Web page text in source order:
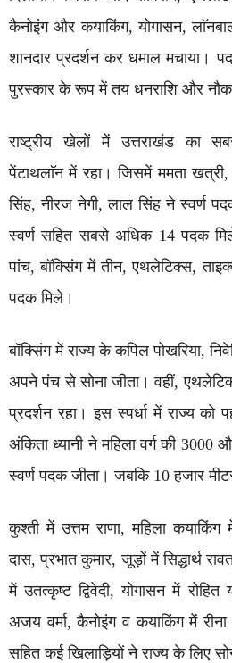
कैनोइंग और कयाकिंग, योगासन,
शानदार प्रदर्शन कर धमाल मचाया।
पुरस्कार के रूप में तय धनराशि और
राष्ट्रीय खेलों में उत्तराखंड का
पेंटाथलाॅन में रहा। जिसमें ममता खत्री,
सिंह, नीरज नेगी, लाल सिंह ने स्वर्ण
स्वर्ण सहित सबसे अधिक 14 पदक
पांच, बॉक्सिंग में तीन, एथलेटिक्स,
पदक मिले।
बॉक्सिंग में राज्य के कपिल पोखरिया,
अपने पंच से सोना जीता। वहीं,
प्रदर्शन रहा। इस स्पर्धा में राज्य को
अंकिता ध्यानी ने महिला वर्ग की
स्वर्ण पदक जीता। जबकि 10 हजार
कुश्ती में उत्तम राणा, महिला कयाकिंग
दास, प्रभात कुमार, जूड़ाें में सिद्धार्थ
में उतत्कृष्ट द्विवेदी, योगासन में रोहित
अजय वर्मा, कैनोइंग व कयाकिंग में
सहित कई खिलाड़ियों ने राज्य के लिए